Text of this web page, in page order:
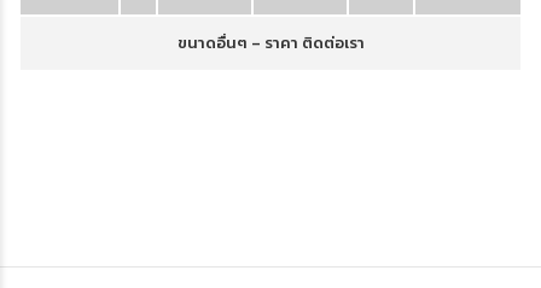
ขนาดอื่นๆ – ราคา ติดต่อเรา